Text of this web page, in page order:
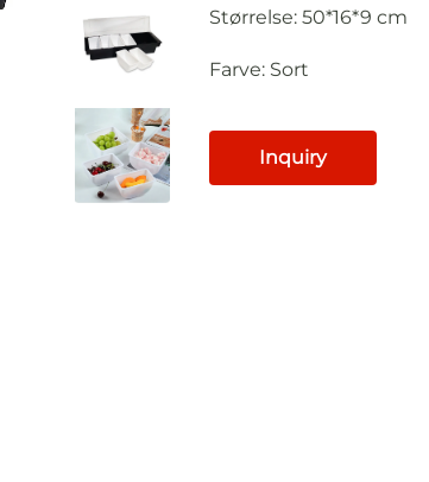
Størrelse: 50*16*9 cm
Farve: Sort
Inquiry